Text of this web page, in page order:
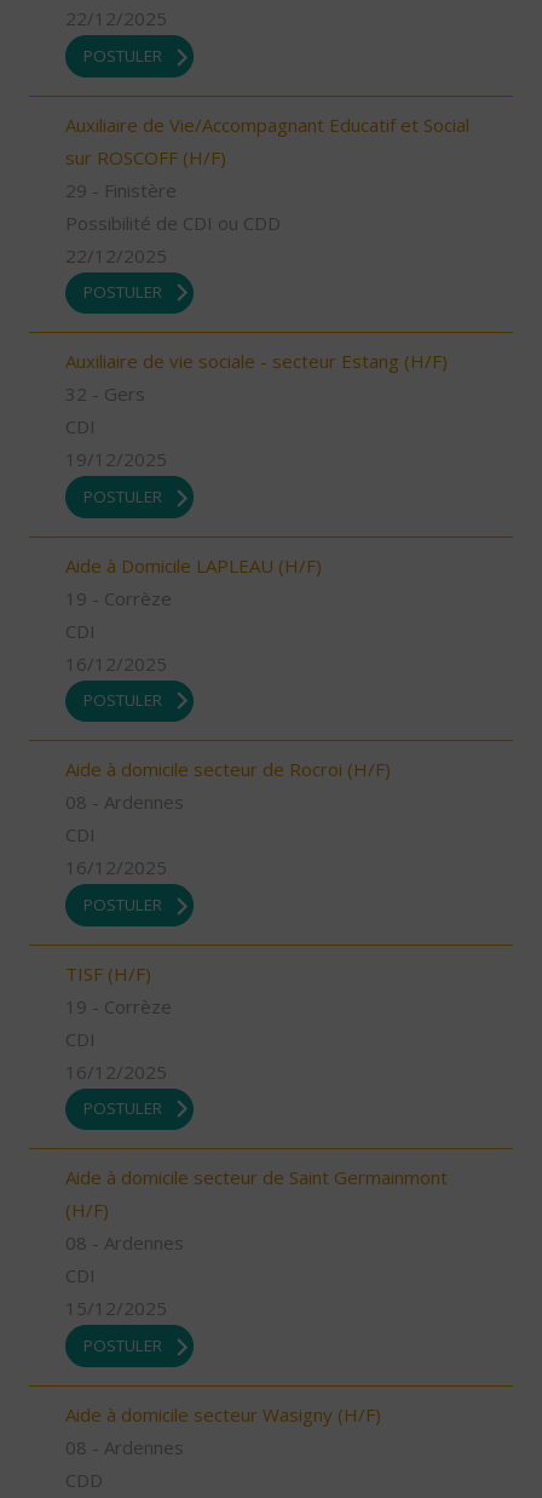
22/12/2025
POSTULER
Auxiliaire de Vie/Accompagnant Educatif et Social
sur ROSCOFF (H/F)
29 - Finistère
Possibilité de CDI ou CDD
22/12/2025
POSTULER
Auxiliaire de vie sociale - secteur Estang (H/F)
32 - Gers
CDI
19/12/2025
POSTULER
Aide à Domicile LAPLEAU (H/F)
19 - Corrèze
CDI
16/12/2025
POSTULER
Aide à domicile secteur de Rocroi (H/F)
08 - Ardennes
CDI
16/12/2025
POSTULER
TISF (H/F)
19 - Corrèze
CDI
16/12/2025
POSTULER
Aide à domicile secteur de Saint Germainmont
(H/F)
08 - Ardennes
CDI
15/12/2025
POSTULER
Aide à domicile secteur Wasigny (H/F)
08 - Ardennes
CDD